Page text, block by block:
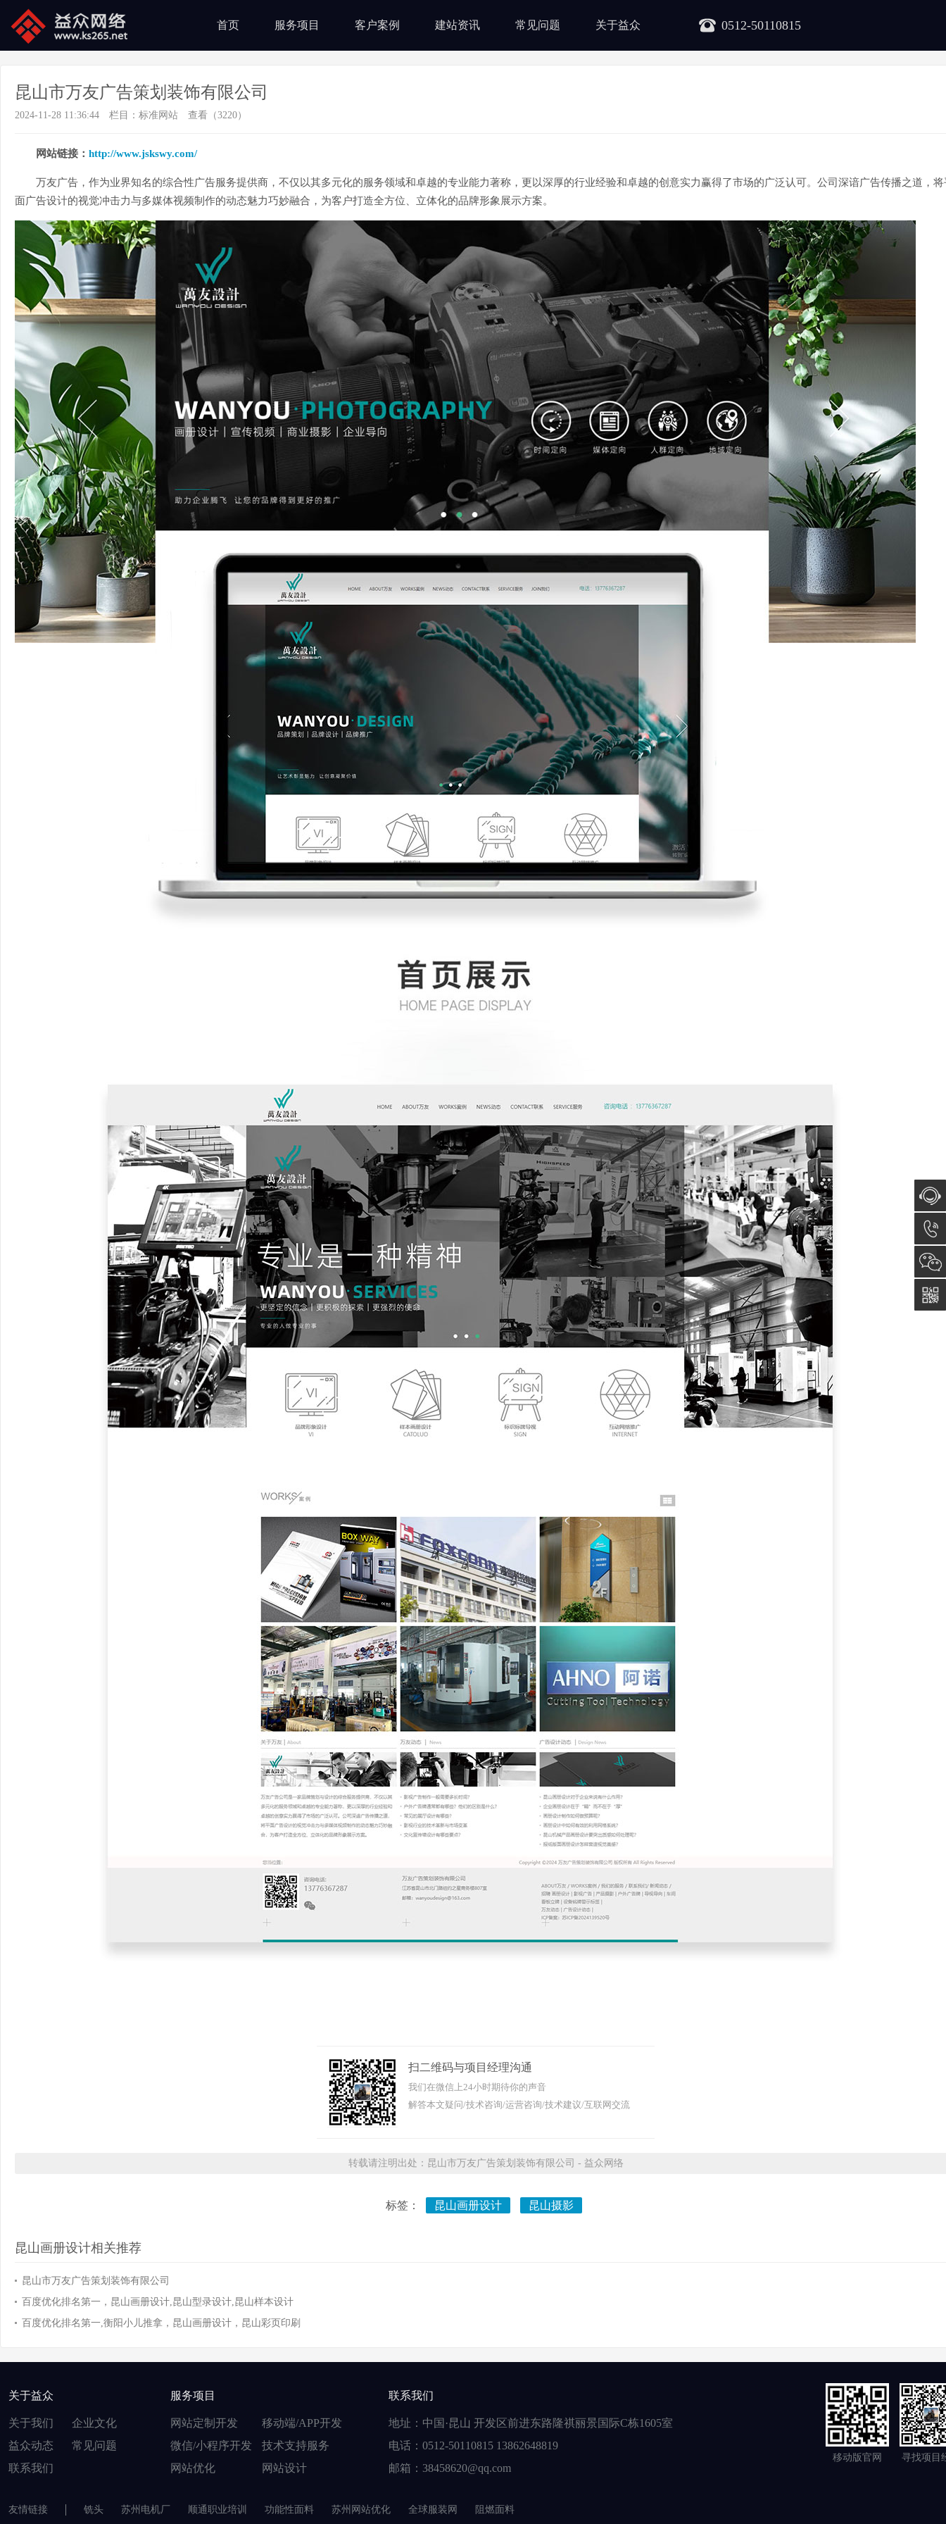
0512-50110815
首页 服务项目 客户案例 建站资讯 常见问题 关于益众
昆山市万友广告策划装饰有限公司
2024-11-28 11:36:44 栏目： 标准网站 查看（3220）
网站链接： http://www.jskswy.com/
万友广告，作为业界知名的综合性广告服务提供商，不仅以其多元化的服务领域和卓越的专业能力著称，更以深厚的行业经验和卓越的创意实力赢得了市场的广泛认可。公司深谙广告传播之道，将
面广告设计的视觉冲击力与多媒体视频制作的动态魅力巧妙融合，为客户打造全方位、立体化的品牌形象展示方案。
扫二维码与项目经理沟通
我们在微信上24小时期待你的声音
解答本文疑问/技术咨询/运营咨询/技术建议/互联网交流
转载请注明出处：昆山市万友广告策划装饰有限公司 - 益众网络
标签： 昆山画册设计 昆山摄影
昆山画册设计相关推荐
昆山市万友广告策划装饰有限公司
百度优化排名第一，昆山画册设计,昆山型录设计,昆山样本设计
百度优化排名第一,衡阳小儿推拿，昆山画册设计，昆山彩页印刷
关于益众
关于我们
企业文化
益众动态
常见问题
联系我们
服务项目
网站定制开发
移动端/APP开发
微信/小程序开发
技术支持服务
网站优化
网站设计
联系我们
地址：中国·昆山 开发区前进东路隆祺丽景国际C栋1605室
电话：0512-50110815 13862648819
邮箱：38458620@qq.com
移动版官网 寻找项目
友情链接 铣头 苏州电机厂 顺通职业培训 功能性面料 苏州网站优化 全球服装网 阻燃面料
在线咨
询
0512-
5011